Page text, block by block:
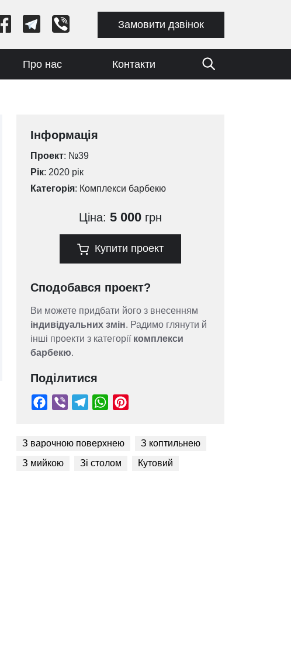
Замовити дзвінок
Про нас Контакти
Інформація
Проект: №39
Рік: 2020 рік
Категорія: Комплекси барбекю
Ціна: 5 000 грн
Купити проект
Сподобався проект?
Ви можете придбати його з внесенням
індивідуальних змін. Радимо глянути й
інші проекти з категорії комплекси
барбекю.
Поділитися
Facebook
Viber
З варочною поверхнею
З коптильнею
З мийкою
Зі столом Кутовий